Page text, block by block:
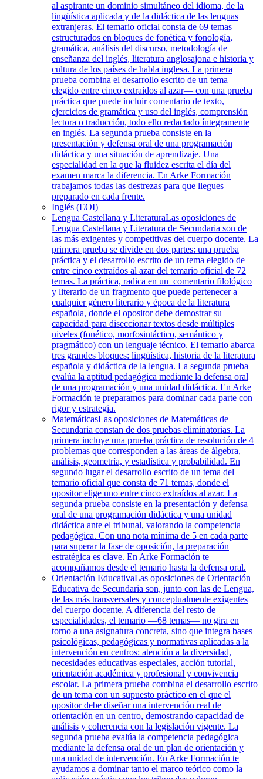
al aspirante un dominio simultáneo del idioma, de la
lingüística aplicada y de la didáctica de las lenguas
extranjeras. El temario oficial consta de 69 temas
estructurados en bloques de fonética y fonología,
gramática, análisis del discurso, metodología de
enseñanza del inglés, literatura anglosajona e historia y
cultura de los países de habla inglesa. La primera
prueba combina el desarrollo escrito de un tema —
elegido entre cinco extraídos al azar— con una prueba
práctica que puede incluir comentario de texto,
ejercicios de gramática y uso del inglés, comprensión
lectora o traducción, todo ello redactado íntegramente
en inglés. La segunda prueba consiste en la
presentación y defensa oral de una programación
didáctica y una situación de aprendizaje. Una
especialidad en la que la fluidez escrita el día del
examen marca la diferencia. En Arke Formación
trabajamos todas las destrezas para que llegues
preparado en cada frente.
Inglés (EOI)
Lengua Castellana y LiteraturaLas oposiciones de
Lengua Castellana y Literatura de Secundaria son de
las más exigentes y competitivas del cuerpo docente. La
primera prueba se divide en dos partes: una prueba
práctica y el desarrollo escrito de un tema elegido de
entre cinco extraídos al azar del temario oficial de 72
temas. La práctica, radica en un comentario filológico
y literario de un fragmento que puede pertenecer a
cualquier género literario y época de la literatura
española, donde el opositor debe demostrar su
capacidad para diseccionar textos desde múltiples
niveles (fonético, morfosintáctico, semántico y
pragmático) con un lenguaje técnico. El temario abarca
tres grandes bloques: lingüística, historia de la literatura
española y didáctica de la lengua. La segunda prueba
evalúa la aptitud pedagógica mediante la defensa oral
de una programación y una unidad didáctica. En Arke
Formación te preparamos para dominar cada parte con
rigor y estrategia.
MatemáticasLas oposiciones de Matemáticas de
Secundaria constan de dos pruebas eliminatorias. La
primera incluye una prueba práctica de resolución de 4
problemas que corresponden a las áreas de álgebra,
análisis, geometría, y estadística y probabilidad. En
segundo lugar el desarrollo escrito de un tema del
temario oficial que consta de 71 temas, donde el
opositor elige uno entre cinco extraídos al azar. La
segunda prueba consiste en la presentación y defensa
oral de una programación didáctica y una unidad
didáctica ante el tribunal, valorando la competencia
pedagógica. Con una nota mínima de 5 en cada parte
para superar la fase de oposición, la preparación
estratégica es clave. En Arke Formación te
acompañamos desde el temario hasta la defensa oral.
Orientación EducativaLas oposiciones de Orientación
Educativa de Secundaria son, junto con las de Lengua,
de las más transversales y conceptualmente exigentes
del cuerpo docente. A diferencia del resto de
especialidades, el temario —68 temas— no gira en
torno a una asignatura concreta, sino que integra bases
psicológicas, pedagógicas y normativas aplicadas a la
intervención en centros: atención a la diversidad,
necesidades educativas especiales, acción tutorial,
orientación académica y profesional y convivencia
escolar. La primera prueba combina el desarrollo escrito
de un tema con un supuesto práctico en el que el
opositor debe diseñar una intervención real de
orientación en un centro, demostrando capacidad de
análisis y coherencia con la legislación vigente. La
segunda prueba evalúa la competencia pedagógica
mediante la defensa oral de un plan de orientación y
una unidad de intervención. En Arke Formación te
ayudamos a dominar tanto el marco teórico como la